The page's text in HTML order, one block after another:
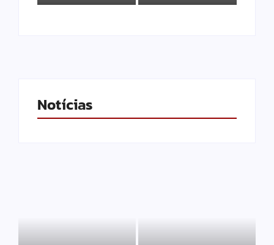
Notícias